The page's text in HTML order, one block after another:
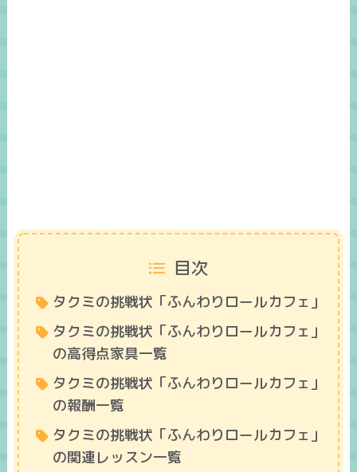
目次
タクミの挑戦状「ふんわりロールカフェ」
タクミの挑戦状「ふんわりロールカフェ」
の高得点家具一覧
タクミの挑戦状「ふんわりロールカフェ」
の報酬一覧
タクミの挑戦状「ふんわりロールカフェ」
の関連レッスン一覧